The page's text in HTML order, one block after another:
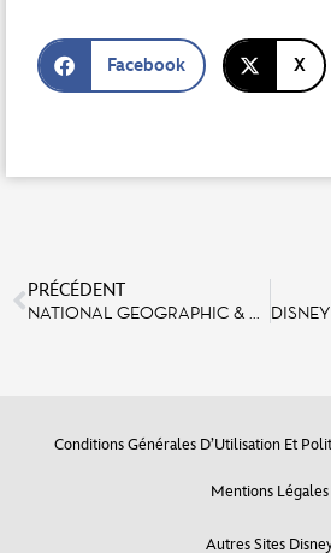
Facebook X
PRÉCÉDENT
NATIONAL GEOGRAPHIC & DISNEYLAND PARIS CÉLÈBRENT LA JOURNÉE DE LA TERRE
Conditions Générales D’Utilisation Et
Mentions Légales
Autres Sites